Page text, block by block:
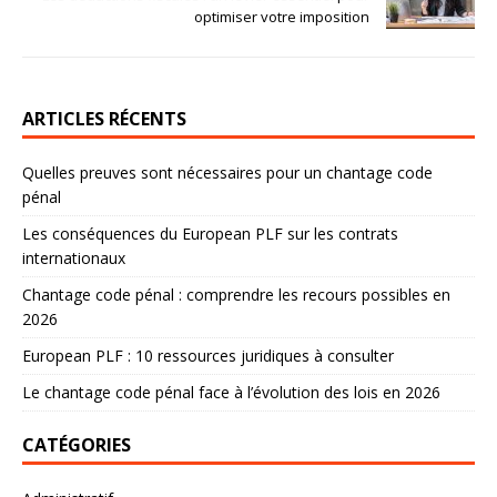
optimiser votre imposition
ARTICLES RÉCENTS
Quelles preuves sont nécessaires pour un chantage code
pénal
Les conséquences du European PLF sur les contrats
internationaux
Chantage code pénal : comprendre les recours possibles en
2026
European PLF : 10 ressources juridiques à consulter
Le chantage code pénal face à l’évolution des lois en 2026
CATÉGORIES